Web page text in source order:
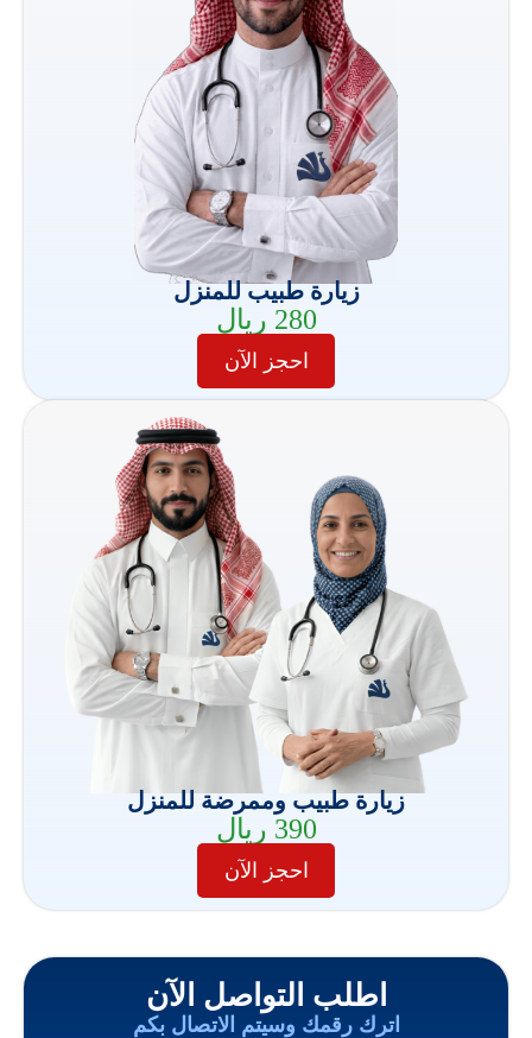
زيارة طبيب للمنزل
280 ريال
احجز الآن
زيارة طبيب وممرضة للمنزل
390 ريال
احجز الآن
اطلب التواصل الآن
اترك رقمك وسيتم الاتصال بكم